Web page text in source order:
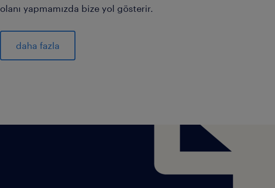
olanı yapmamızda bize yol gösterir.
daha fazla